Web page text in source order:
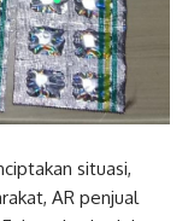
situasi,
AR penjual